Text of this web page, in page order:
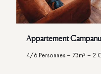
Appartement
4/6 Personnes – 73m² – 2